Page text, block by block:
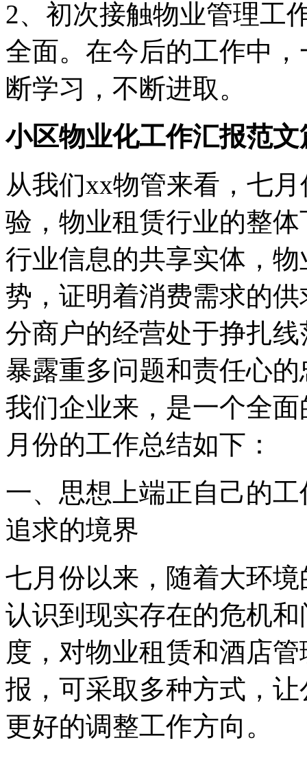
2、初次接触物业管理工
全面。在今后的工作中
断学习，不断进取。
小区物业化工作汇报范文
从我们xx物管来看，七
验，物业租赁行业的整
行业信息的共享实体，
势，证明着消费需求的
分商户的经营处于挣扎
暴露重多问题和责任心
我们企业来，是一个全
月份的工作总结如下：
一、思想上端正自己的
追求的境界
七月份以来，随着大环
认识到现实存在的危机
度，对物业租赁和酒店
报，可采取多种方式，
更好的调整工作方向。